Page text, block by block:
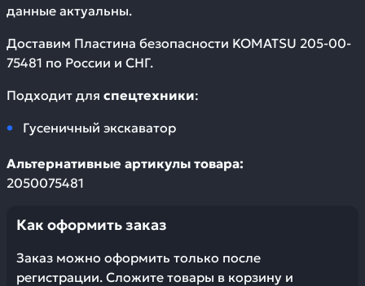
данные актуальны.
Доставим Пластина безопасности KOMATSU 205-00-
75481 по России и СНГ.
Подходит для спецтехники:
Гусеничный экскаватор
Альтернативные артикулы товара:
2050075481
Как оформить заказ
Заказ можно оформить только после
регистрации. Сложите товары в корзину и